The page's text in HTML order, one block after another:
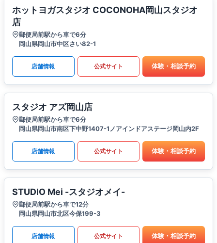
ホットヨガスタジオ COCONOHA岡山スタジオ
店
郵便局前駅から車で6分
岡山県岡山市中区さい82-1
店舗情報 公式サイト 体験・相談予約
スタジオ アズ岡山店
郵便局前駅から車で6分
岡山県岡山市南区下中野1407-1ノアインドアステージ岡山内2F
店舗情報 公式サイト 体験・相談予約
STUDIO Mei -スタジオメイ-
郵便局前駅から車で12分
岡山県岡山市北区今保199-3
店舗情報 公式サイト 体験・相談予約